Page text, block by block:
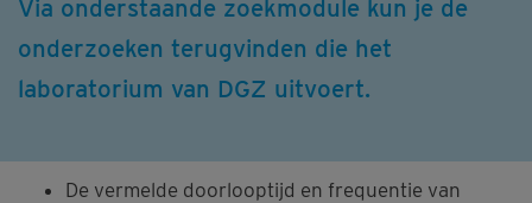
Via onderstaande zoekmodule kun je de
onderzoeken terugvinden die het
laboratorium van DGZ uitvoert.
De vermelde doorlooptijd en frequentie van